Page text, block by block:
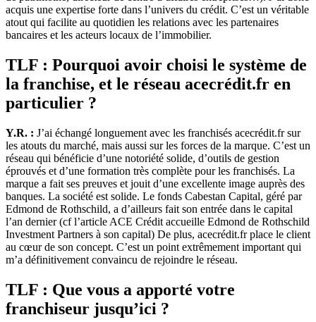
acquis une expertise forte dans l’univers du crédit. C’est un véritable
atout qui facilite au quotidien les relations avec les partenaires
bancaires et les acteurs locaux de l’immobilier.
TLF : Pourquoi avoir choisi le système de
la franchise, et le réseau acecrédit.fr en
particulier ?
Y.R. : J’ai échangé longuement avec les franchisés acecrédit.fr sur
les atouts du marché, mais aussi sur les forces de la marque. C’est un
réseau qui bénéficie d’une notoriété solide, d’outils de gestion
éprouvés et d’une formation très complète pour les franchisés. La
marque a fait ses preuves et jouit d’une excellente image auprès des
banques. La société est solide. Le fonds Cabestan Capital, géré par
Edmond de Rothschild, a d’ailleurs fait son entrée dans le capital
l’an dernier (cf l’article ACE Crédit accueille Edmond de Rothschild
Investment Partners à son capital) De plus, acecrédit.fr place le client
au cœur de son concept. C’est un point extrêmement important qui
m’a définitivement convaincu de rejoindre le réseau.
TLF : Que vous a apporté votre
franchiseur jusqu’ici ?